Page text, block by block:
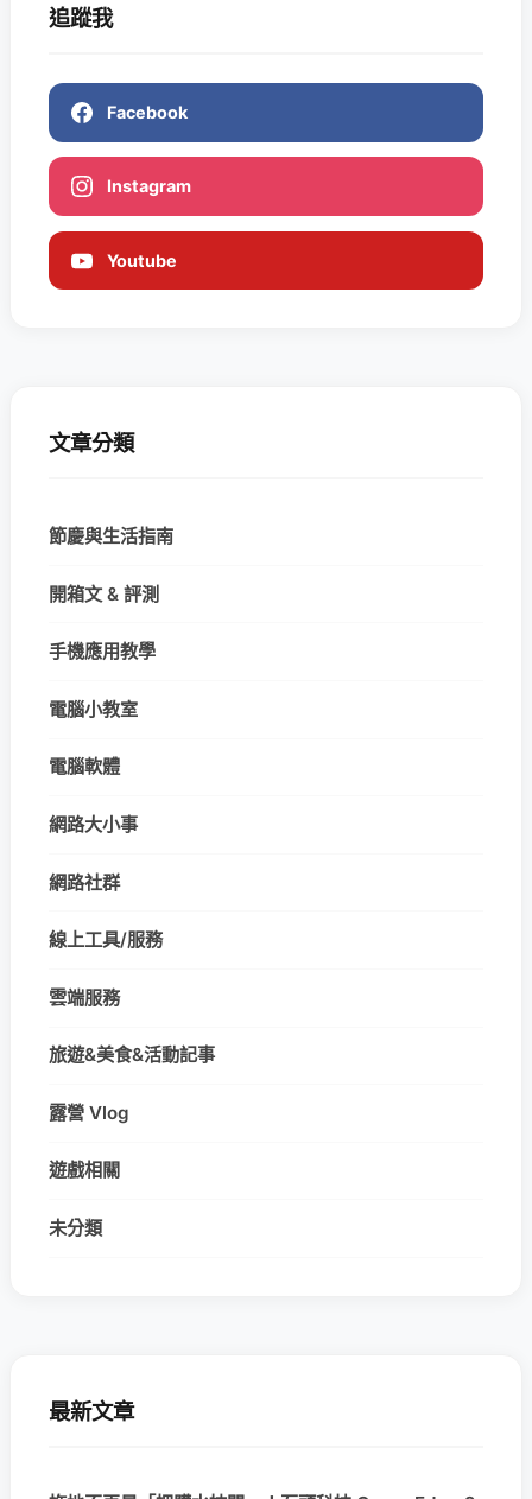
追蹤我
Facebook
Instagram
Youtube
文章分類
節慶與生活指南
開箱文 & 評測
手機應用教學
電腦小教室
電腦軟體
網路大小事
網路社群
線上工具/服務
雲端服務
旅遊&美食&活動記事
露營 Vlog
遊戲相關
未分類
最新文章